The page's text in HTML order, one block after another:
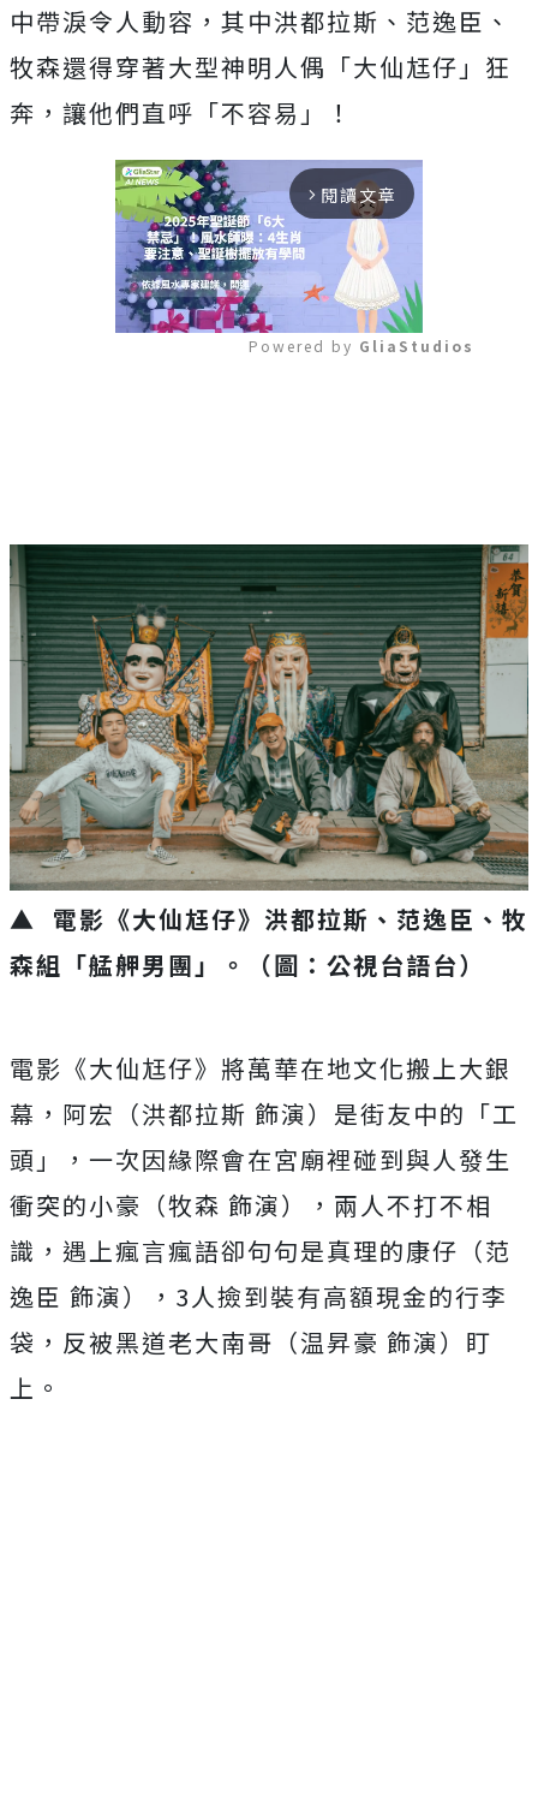
中帶淚令人動容，其中洪都拉斯、 范逸臣、
牧森還得穿著大型神明人偶「大仙尪仔」狂
奔， 讓他們直呼「不容易」！
arrow_forward_ios 閱讀文章
Powered by GliaStudios
▲ 電影《大仙尪仔》洪都拉斯、范逸臣、牧
森組「艋舺男團」。（圖：公視台語台）
電影《大仙尪仔》將萬華在地文化搬上大銀
幕，阿宏（洪都拉斯 飾演）是街友中的「工
頭」， 一次因緣際會在宮廟裡碰到與人發生
衝突的小豪（牧森 飾演），兩人不打不相
識，遇上瘋言瘋語卻句句是真理的康仔（范
逸臣 飾演），3人撿到裝有高額現金的行李
袋，反被黑道老大南哥（温昇豪 飾演）盯
上。